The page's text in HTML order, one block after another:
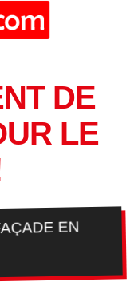
DE
LE
EN